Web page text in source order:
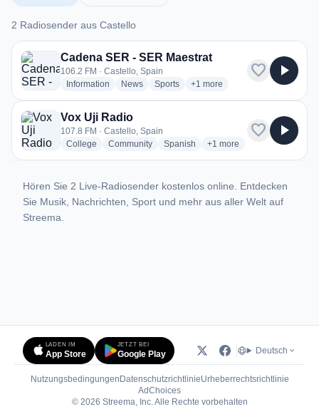
2 Radiosender aus Castello
2 Radiosender aus Castello
Cadena SER - SER Maestrat
106.2 FM · Castello, Spain
Information radio stations
Newsradio stations
Sportsradio stations
+1 more genres for Cadena SER
more
favorite play_arrow
Vox Uji Radio
107.8 FM · Castello, Spain
College radio stations
Communityradio stations
Spanish radio stations
+1 more genres for Vox Uji
more
favorite play_arrow
Hören Sie 2 Live-Radiosender kostenlos online. Entdecken
Sie Musik, Nachrichten, Sport und mehr aus aller Welt auf
Streema.
LADEN IM
App Store
JETZT BEI
Google Play Deutsch
Nutzungsbedingungen DatenschutzrichtlinieUrheberrechtsrichtlinie
AdChoices(öffnet in neuem Tab)
© 2026 Streema, Inc. Alle Rechte vorbehalten